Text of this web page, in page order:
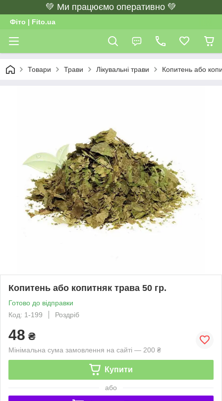
💚 Ми працюємо оперативно 💚
Фіто | Fito.ua
Товари Трави Лікувальні трави Копитень або
Копитень або копитняк трава 50 гр.
Готово до відправки
Код: 1-199
Роздріб
48 ₴
Мінімальна сума замовлення на сайті — 200 ₴
Купити
або